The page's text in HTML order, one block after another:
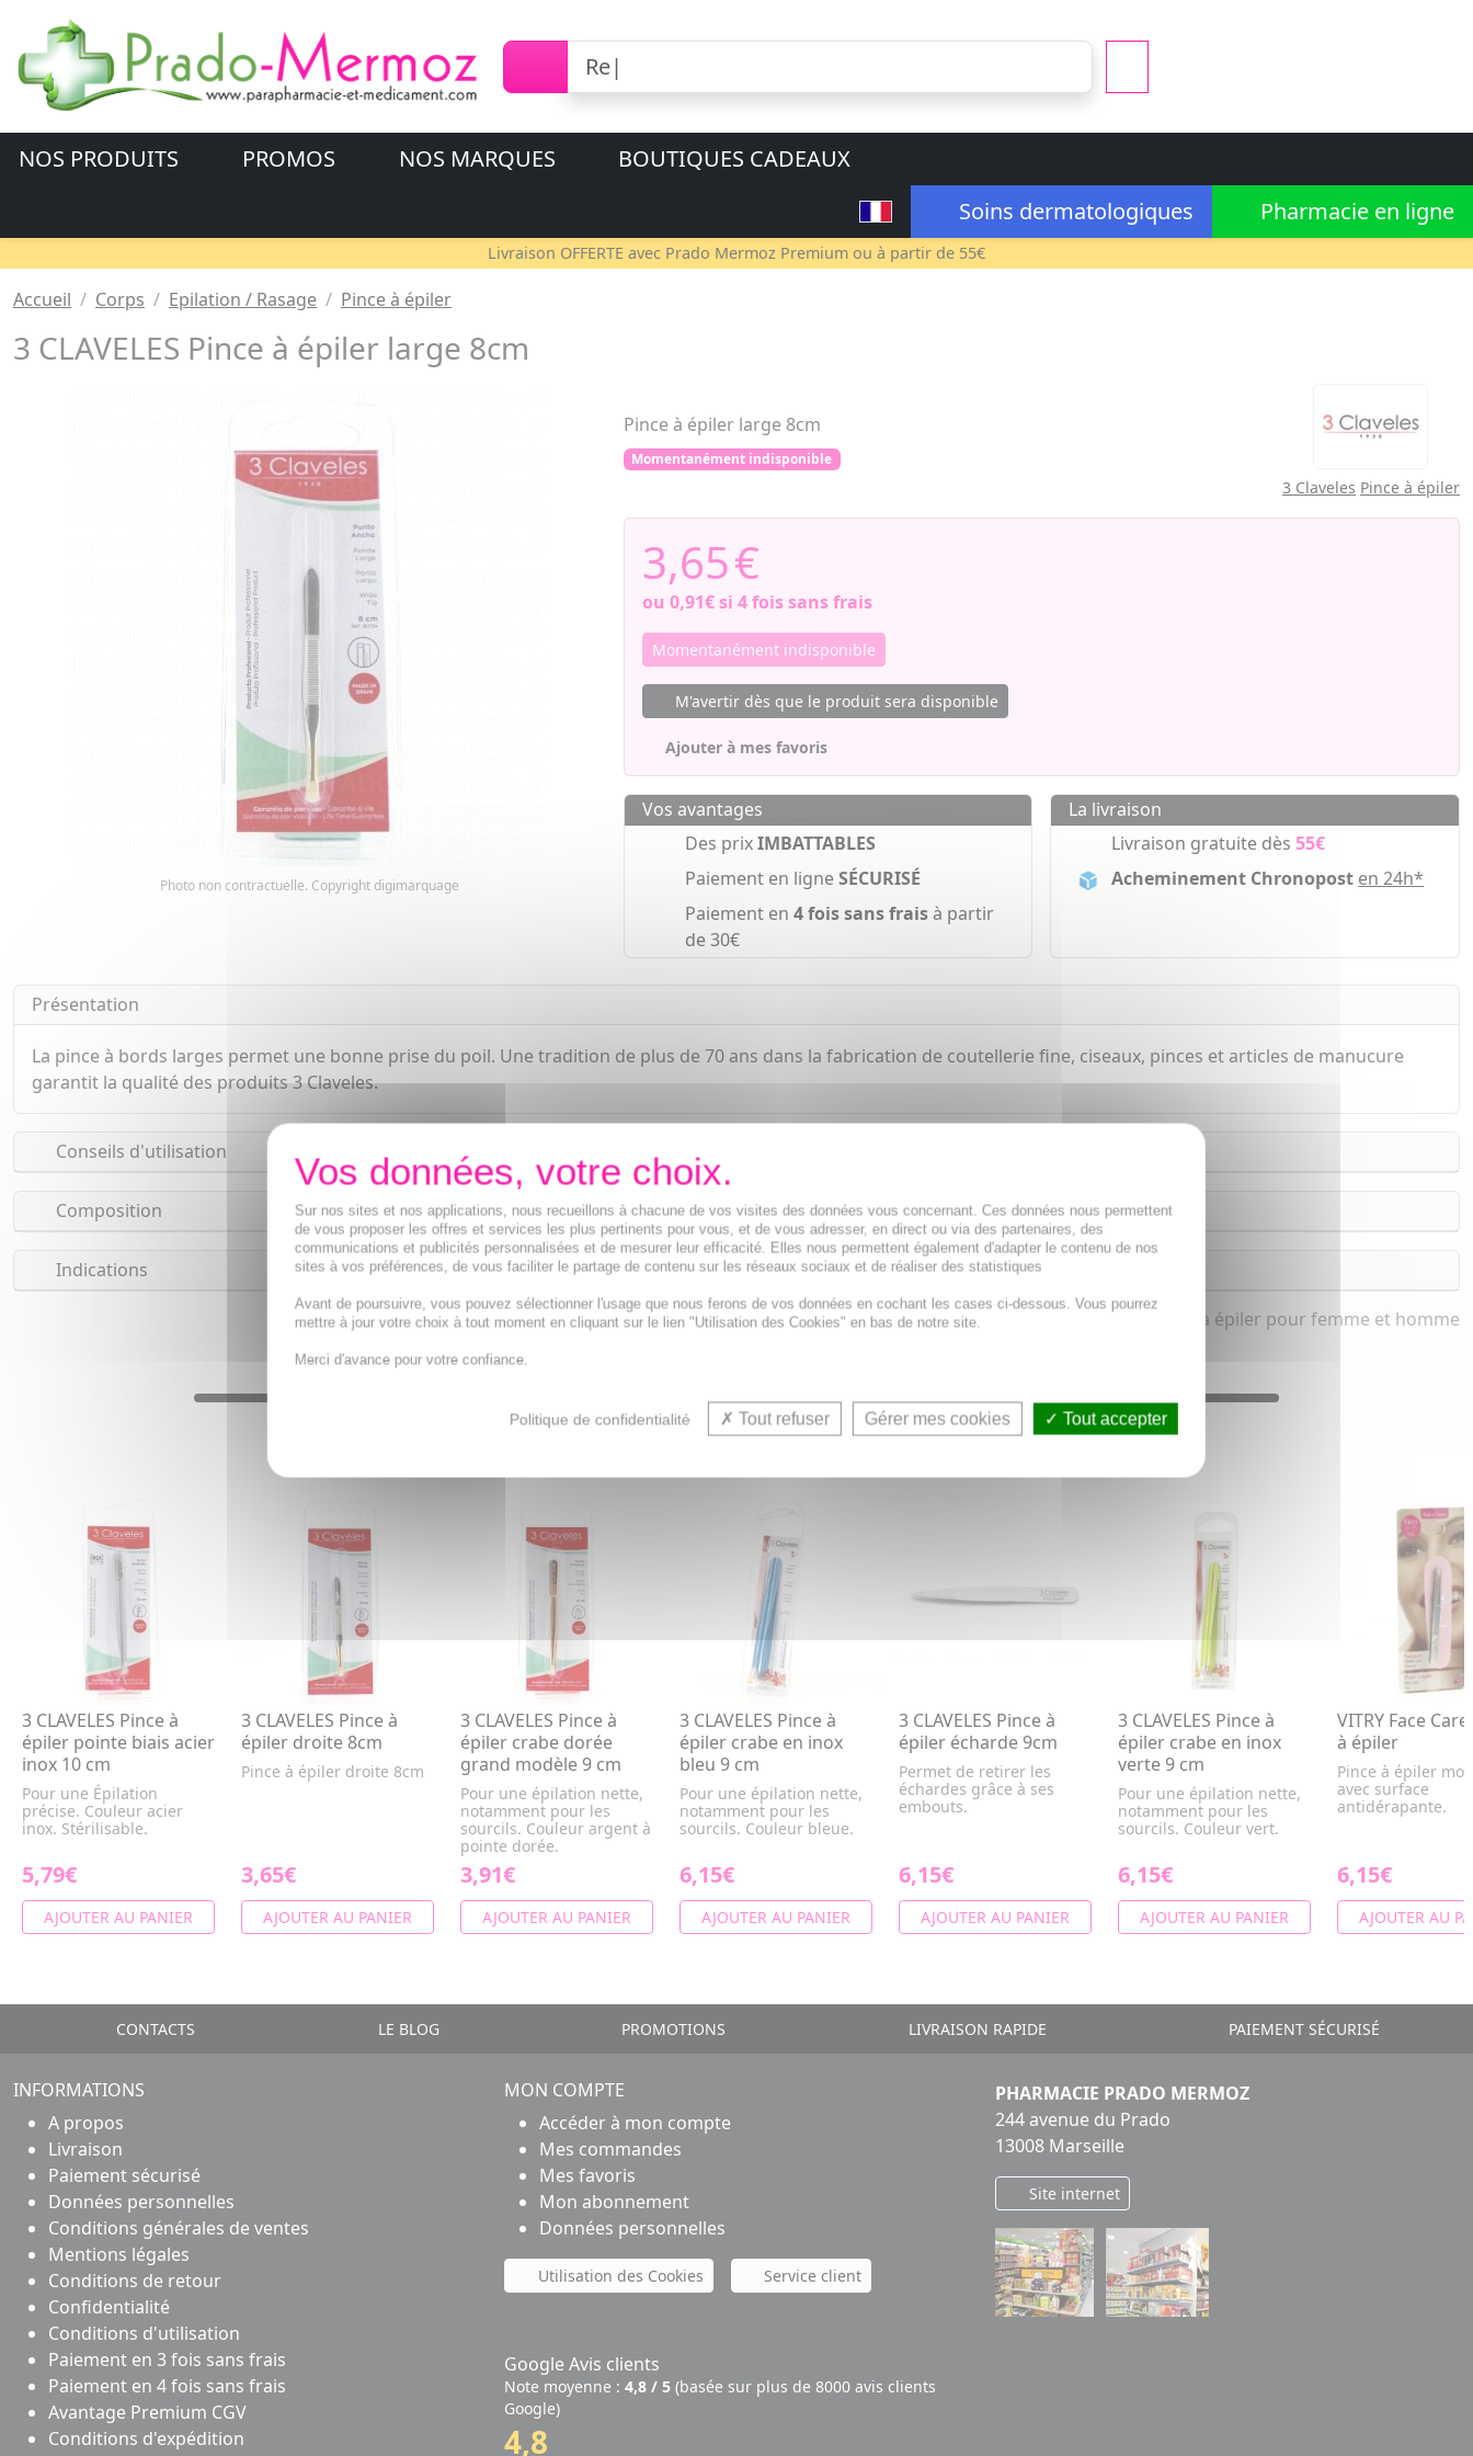
NOS PRODUITS PROMOS NOS MARQUES
BOUTIQUES CADEAUX
Soins dermatologiques
Pharmacie en ligne
Livraison OFFERTE avec Prado Mermoz Premium ou à partir de 55€
Accueil Corps Epilation / Rasage Pince à épiler
3 CLAVELES Pince à épiler large 8cm
Photo non contractuelle. Copyright digimarquage
Pince à épiler large 8cm
Momentanément indisponible
3 Claveles Pince à épiler
3,65€
ou 0,91€si 4 fois sans frais
Momentanément indisponible
M'avertir dès que le produit sera disponible
Ajouter à mes favoris
Vos avantages
Des prixIMBATTABLES
Paiement en ligneSÉCURISÉ
Paiement en 4 fois sans fraisà partir
de 30€
La livraison
Livraison gratuite dès55€
Acheminement Chronopost en 24h*
Présentation
La pince à bords larges permet une bonne prise du poil. Une tradition de plus de 70 ans dans la fabrication de coutellerie fine, ciseaux, pinces et articles de manucure
garantit la qualité des produits 3 Claveles.
Conseils d'utilisation
Composition
Indications
Pince à épiler pour femme et homme
VOUS AIMEREZ AUSSI...
3 CLAVELES Pince à
épiler pointe biais acier
inox 10 cm
Pour une Épilation
précise. Couleur acier
inox. Stérilisable.
5,79€
AJOUTER AU PANIER
3 CLAVELES Pince à
épiler droite 8cm
Pince à épiler droite 8cm
3,65€
AJOUTER AU PANIER
3 CLAVELES Pince à
épiler crabe dorée
grand modèle 9 cm
Pour une épilation nette,
notamment pour les
sourcils. Couleur argent à
pointe dorée.
3,91€
AJOUTER AU PANIER
3 CLAVELES Pince à
épiler crabe en inox
bleu 9 cm
Pour une épilation nette,
notamment pour les
sourcils. Couleur bleue.
6,15€
AJOUTER AU PANIER
3 CLAVELES Pince à
épiler écharde 9cm
Permet de retirer les
échardes grâce à ses
embouts.
6,15€
AJOUTER AU PANIER
3 CLAVELES Pince à
épiler crabe en inox
verte 9 cm
Pour une épilation nette,
notamment pour les
sourcils. Couleur vert.
6,15€
AJOUTER AU PANIER
VITRY Face
à épiler
Pince à épiler
avec surface
antidérapante.
6,15€
AJOUTER AU
CONTACTS LE BLOG PROMOTIONS LIVRAISON RAPIDE PAIEMENT SÉCURISÉ
INFORMATIONS
A propos
Livraison
Paiement sécurisé
Données personnelles
Conditions générales de ventes
Mentions légales
Conditions de retour
Confidentialité
Conditions d'utilisation
Paiement en 3 fois sans frais
Paiement en 4 fois sans frais
Avantage Premium CGV
Conditions d'expédition
MON COMPTE
Accéder à mon compte
Mes commandes
Mes favoris
Mon abonnement
Données personnelles
Utilisation des Cookies Service client
Google Avis clients
Note moyenne : 4,8 / 5 (basée sur plus de 8000 avis clients
Google)
4,8
PHARMACIE PRADO MERMOZ
244 avenue du Prado
13008 Marseille
Site internet
Sur nos sites et nos applications, nous recueillons à chacune de vos visites des données vous concernant. Ces données nous permettent
de vous proposer les offres et services les plus pertinents pour vous, et de vous adresser, en direct ou via des partenaires, des
communications et publicités personnalisées et de mesurer leur efficacité. Elles nous permettent également d'adapter le contenu de nos
sites à vos préférences, de vous faciliter le partage de contenu sur les réseaux sociaux et de réaliser des statistiques
Avant de poursuivre, vous pouvez sélectionner l'usage que nous ferons de vos données en cochant les cases ci-dessous. Vous pourrez
mettre à jour votre choix à tout moment en cliquant sur le lien "Utilisation des Cookies" en bas de notre site.
Merci d'avance pour votre confiance.
Politique de confidentialité Tout refuser Gérer mes cookies Tout accepter